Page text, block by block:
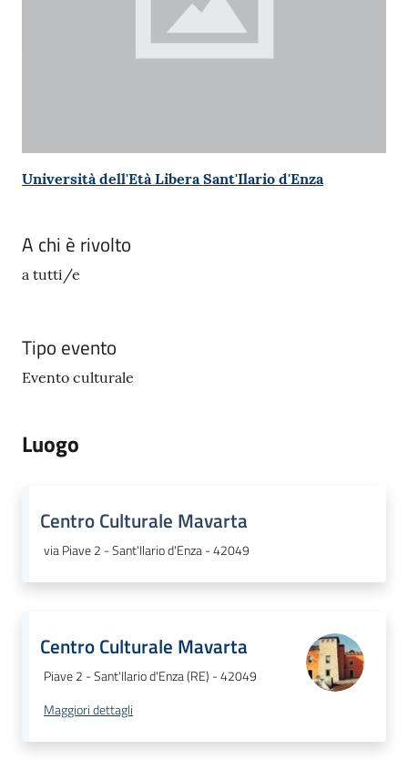
Università dell'Età Libera Sant'Ilario d'Enza
A chi è rivolto
a tutti/e
Tipo evento
Evento culturale
Luogo
Centro Culturale Mavarta
via Piave 2 - Sant'Ilario d'Enza - 42049
Centro Culturale Mavarta
Piave 2 - Sant'Ilario d'Enza (RE) - 42049
Maggiori dettagli